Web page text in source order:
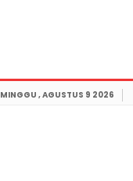
MINGGU , AGUSTUS 9 2026